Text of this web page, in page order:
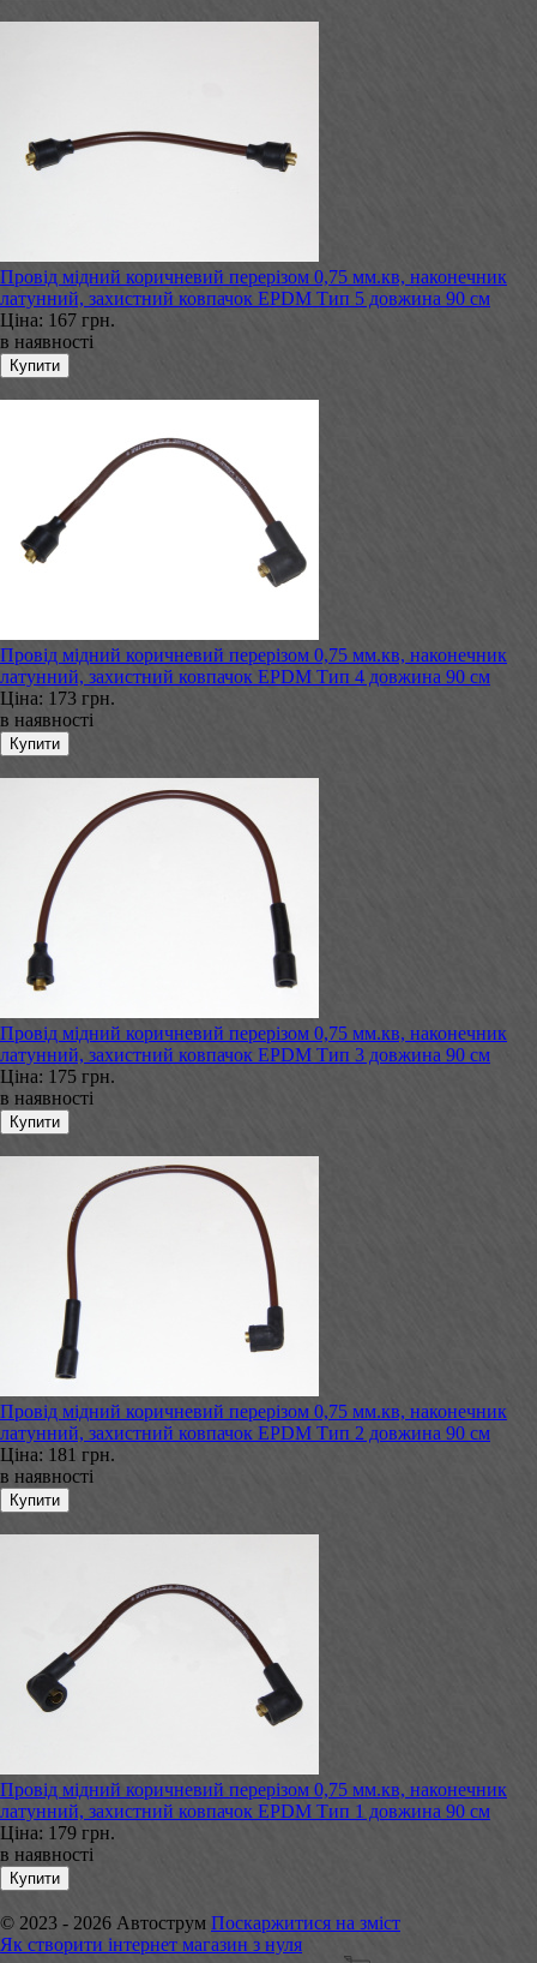
Провід мідний коричневий перерізом 0,75 мм.кв, наконечник
латунний, захистний ковпачок EPDM Тип 5 довжина 90 см
Ціна: 167 грн.
в наявності
Провід мідний коричневий перерізом 0,75 мм.кв, наконечник
латунний, захистний ковпачок EPDM Тип 4 довжина 90 см
Ціна: 173 грн.
в наявності
Провід мідний коричневий перерізом 0,75 мм.кв, наконечник
латунний, захистний ковпачок EPDM Тип 3 довжина 90 см
Ціна: 175 грн.
в наявності
Провід мідний коричневий перерізом 0,75 мм.кв, наконечник
латунний, захистний ковпачок EPDM Тип 2 довжина 90 см
Ціна: 181 грн.
в наявності
Провід мідний коричневий перерізом 0,75 мм.кв, наконечник
латунний, захистний ковпачок EPDM Тип 1 довжина 90 см
Ціна: 179 грн.
в наявності
© 2023 - 2026 Автострум Поскаржитися на зміст
Як створити інтернет магазин з нуля